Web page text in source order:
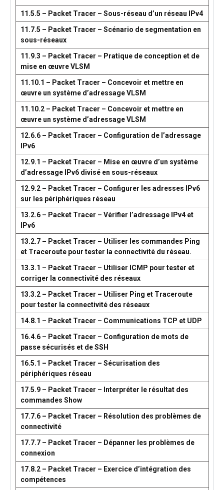
11.5.5 – Packet Tracer – Sous-réseau d’un réseau IPv4
11.7.5 – Packet Tracer – Scénario de segmentation en
sous-réseaux
11.9.3 – Packet Tracer – Pratique de conception et de
mise en œuvre VLSM
11.10.1 – Packet Tracer – Concevoir et mettre en
œuvre un système d’adressage VLSM
11.10.2 – Packet Tracer – Concevoir et mettre en
œuvre un système d’adressage VLSM
12.6.6 – Packet Tracer – Configuration de l’adressage
IPv6
12.9.1 – Packet Tracer – Mise en œuvre d’un système
d’adressage IPv6 divisé en sous-réseaux
12.9.2 – Packet Tracer – Configurer les adresses IPv6
sur les périphériques réseau
13.2.6 – Packet Tracer – Vérifier l’adressage IPv4 et
IPv6
13.2.7 – Packet Tracer – Utiliser les commandes Ping
et Traceroute pour tester la connectivité du réseau.
13.3.1 – Packet Tracer – Utiliser ICMP pour tester et
corriger la connectivité des réseaux
13.3.2 – Packet Tracer – Utiliser Ping et Traceroute
pour tester la connectivité des réseaux
14.8.1 – Packet Tracer – Communications TCP et UDP
16.4.6 – Packet Tracer – Configuration de mots de
passe sécurisés et de SSH
16.5.1 – Packet Tracer – Sécurisation des
périphériques réseau
17.5.9 – Packet Tracer – Interpréter le résultat des
commandes Show
17.7.6 – Packet Tracer – Résolution des problèmes de
connectivité
17.7.7 – Packet Tracer – Dépanner les problèmes de
connexion
17.8.2 – Packet Tracer – Exercice d’intégration des
compétences